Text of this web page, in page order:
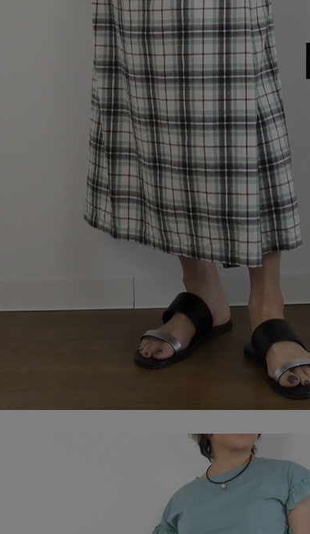
SYNANOGUE
S 53
TAGE/SON
THURIUM
tiny dinosaur
TOMOO
designs
その他(etc)